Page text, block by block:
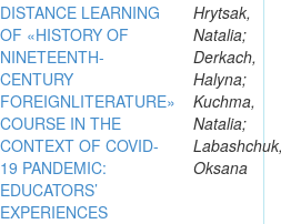
DISTANCE LEARNING
OF «HISTORY OF
NINETEENTH-
CENTURY
FOREIGNLITERATURE»
COURSE IN THE
CONTEXT OF COVID-
19 PANDEMIC:
EDUCATORS’
EXPERIENCES
Hrytsak,
Natalia;
Derkach,
Halyna;
Kuchma,
Natalia;
Oksana